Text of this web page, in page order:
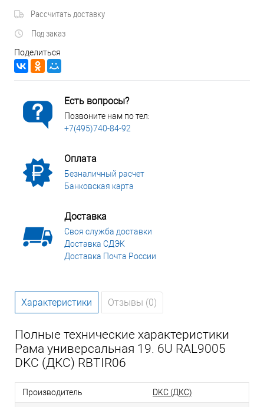
Рассчитать доставку
Под заказ
Поделиться
Есть вопросы?
Позвоните нам по тел:
+7(495)740-84-92
Оплата
Безналичный расчет
Банковская карта
Доставка
Своя служба доставки
Доставка СДЭК
Доставка Почта России
Характеристики Отзывы (0)
Полные технические характеристики
Рама универсальная 19. 6U RAL9005
DKC (ДКС) RBTIR06
Производитель DKC (ДКС)